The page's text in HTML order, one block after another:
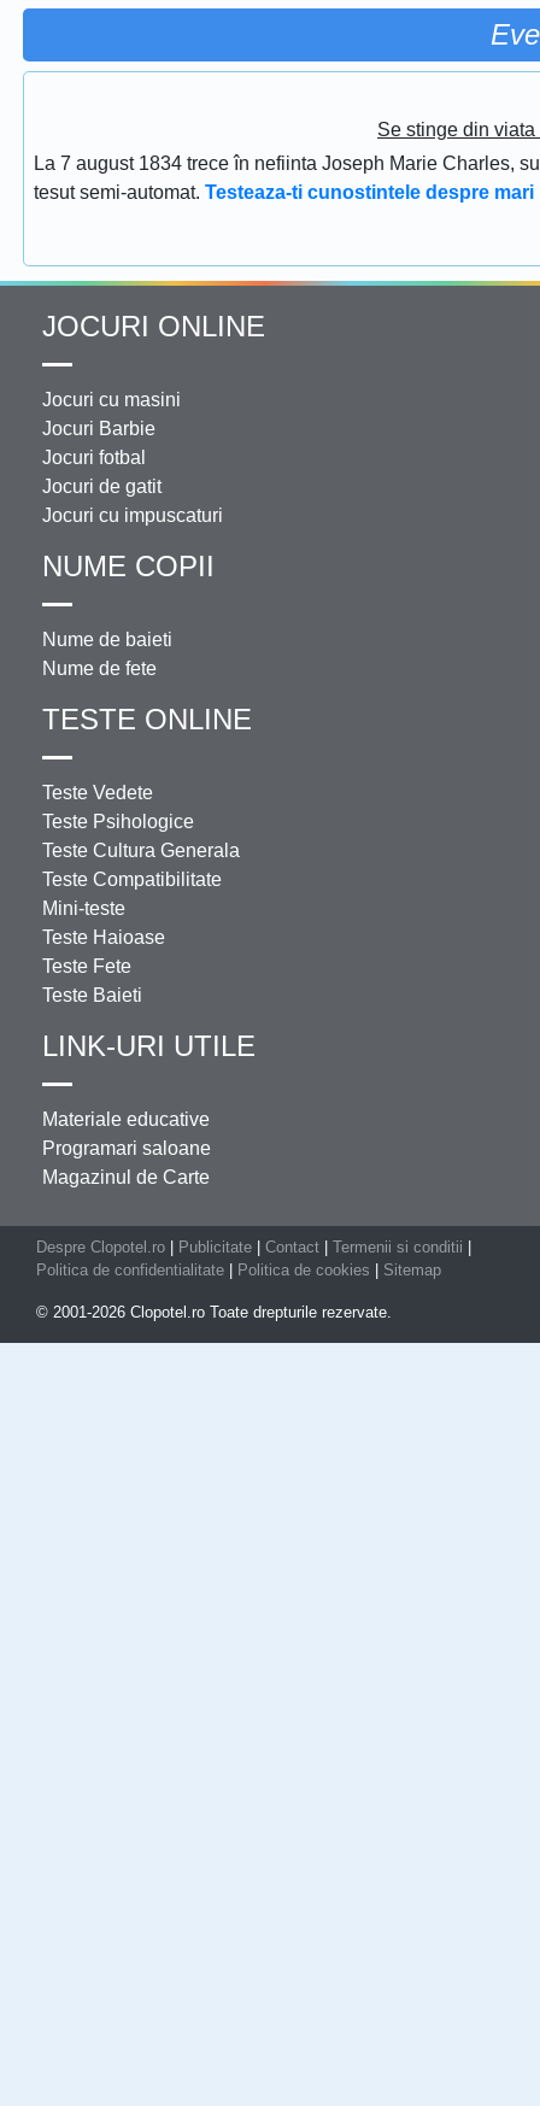
Se stinge din
La 7 august 1834 trece în nefiinta Joseph Marie Charles,
tesut semi-automat. Testeaza-ti cunostintele despre
JOCURI ONLINE
Jocuri cu masini
Jocuri Barbie
Jocuri fotbal
Jocuri de gatit
Jocuri cu impuscaturi
NUME COPII
Nume de baieti
Nume de fete
TESTE ONLINE
Teste Vedete
Teste Psihologice
Teste Cultura Generala
Teste Compatibilitate
Mini-teste
Teste Haioase
Teste Fete
Teste Baieti
LINK-URI UTILE
Materiale educative
Programari saloane
Magazinul de Carte
Despre Clopotel.ro Publicitate Contact Termenii si conditii
Politica de confidentialitate
Politica de cookies Sitemap
© 2001-2026 Clopotel.ro Toate drepturile rezervate.